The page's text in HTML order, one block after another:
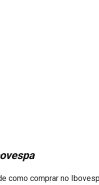
como comprar no